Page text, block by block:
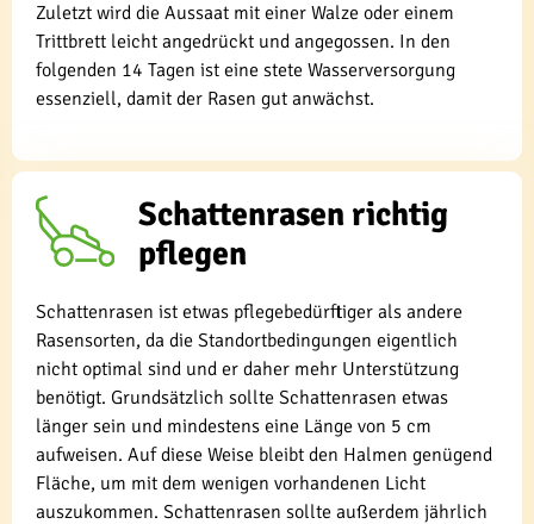
Zuletzt wird die Aussaat mit einer Walze oder einem
Trittbrett leicht angedrückt und angegossen. In den
folgenden 14 Tagen ist eine stete Wasserversorgung
essenziell, damit der Rasen gut anwächst.
Schattenrasen richtig
pflegen
Schattenrasen ist etwas pflegebedürftiger als andere
Rasensorten, da die Standortbedingungen eigentlich
nicht optimal sind und er daher mehr Unterstützung
benötigt. Grundsätzlich sollte Schattenrasen etwas
länger sein und mindestens eine Länge von 5 cm
aufweisen. Auf diese Weise bleibt den Halmen genügend
Fläche, um mit dem wenigen vorhandenen Licht
auszukommen. Schattenrasen sollte außerdem jährlich